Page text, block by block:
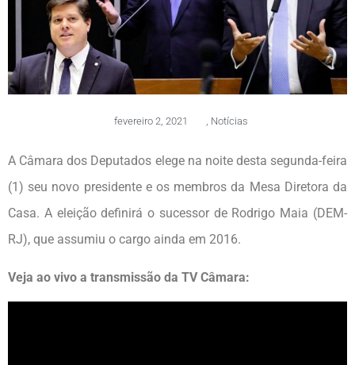
fevereiro 2, 2021 , Notícias
A Câmara dos Deputados elege na noite desta segunda-feira
(1) seu novo presidente e os membros da Mesa Diretora da
Casa. A eleição definirá o sucessor de Rodrigo Maia (DEM-
RJ), que assumiu o cargo ainda em 2016.
Veja ao vivo a transmissão da TV Câmara: